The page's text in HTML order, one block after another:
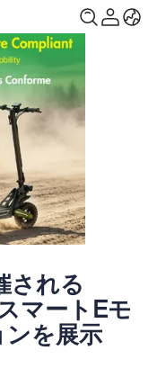
される
マートEモ
ンを展示